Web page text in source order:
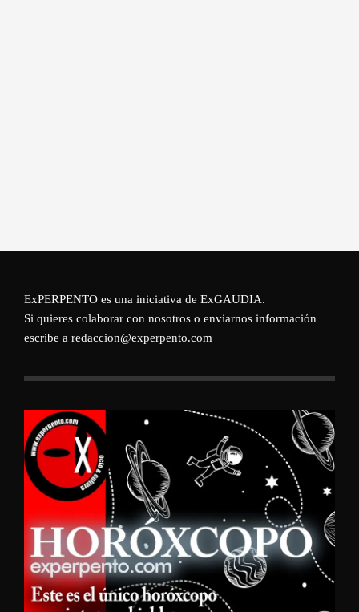
ExPERPENTO es una iniciativa de ExGAUDIA.
Si quieres colaborar con nosotros o enviarnos información
escribe a redaccion@experpento.com